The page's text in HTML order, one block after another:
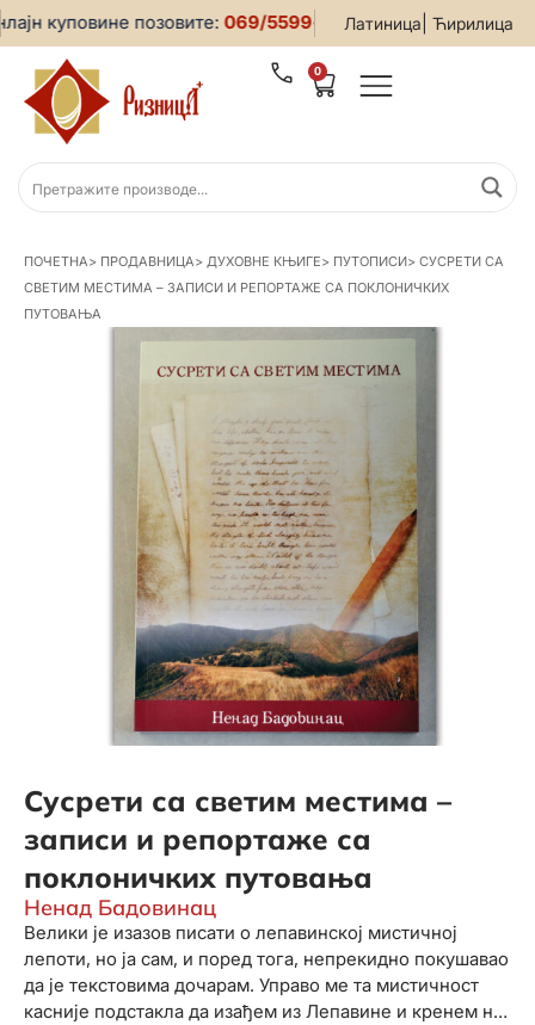
Латиница Ћирилица
куповине позовите:069/5599-019 • За све информације
0
ПОЧЕТНА> ПРОДАВНИЦА> ДУХОВНЕ КЊИГЕ> ПУТОПИСИ> СУСРЕТИ СА
СВЕТИМ МЕСТИМА – ЗАПИСИ И РЕПОРТАЖЕ СА ПОКЛОНИЧКИХ
ПУТОВАЊА
Сусрети са светим местима –
записи и репортаже са
поклоничких путовања
Ненад Бадовинац
Велики је изазов писати о лепавинској мистичној
лепоти, но ја сам, и поред тога, непрекидно покушавао
да је текстовима дочарам. Управо ме та мистичност
касније подстакла да изађем из Лепавине и кренем на